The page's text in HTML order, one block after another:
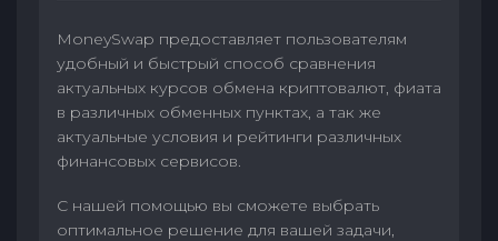
MoneySwap предоставляет пользователям
удобный и быстрый способ сравнения
актуальных курсов обмена криптовалют, фиата
в различных обменных пунктах, а так же
актуальные условия и рейтинги различных
финансовых сервисов.
С нашей помощью вы сможете выбрать
оптимальное решение для вашей задачи,